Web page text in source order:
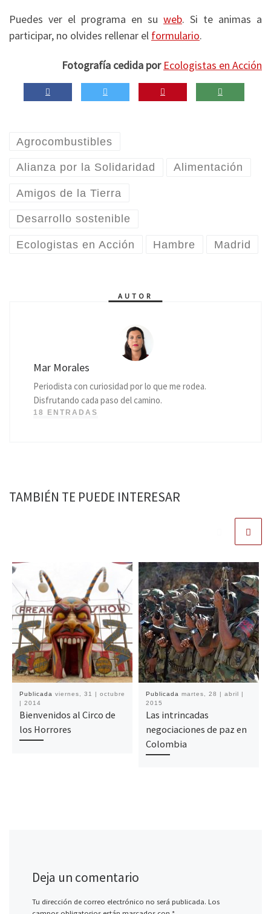
Puedes ver el programa en su web. Si te animas a
participar, no olvides rellenar el formulario.
Fotografía cedida por Ecologistas en Acción
Agrocombustibles
Alianza por la Solidaridad Alimentación
Amigos de la Tierra
Desarrollo sostenible
Ecologistas en Acción Hambre Madrid
AUTOR
Mar Morales
Periodista con curiosidad por lo que me rodea.
Disfrutando cada paso del camino.
18 ENTRADAS
TAMBIÉN TE PUEDE INTERESAR
Publicada viernes, 31 | octubre
| 2014
Bienvenidos al Circo de
los Horrores
Publicada martes, 28 | abril |
2015
Las intrincadas
negociaciones de paz en
Colombia
Deja un comentario
Tu dirección de correo electrónico no será publicada. Los